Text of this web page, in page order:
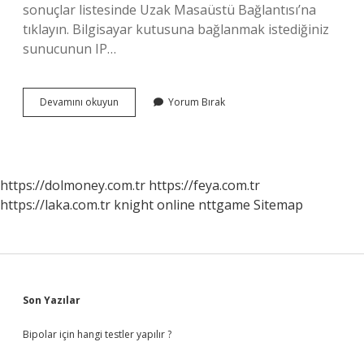
sonuçlar listesinde Uzak Masaüstü Bağlantısı’na
tıklayın. Bilgisayar kutusuna bağlanmak istediğiniz
sunucunun IP…
Devamını okuyun
Nedir
Yorum Bırak
https://dolmoney.com.tr https://feya.com.tr
https://laka.com.tr knight online nttgame Sitemap
Sidebar
Son Yazılar
Bipolar için hangi testler yapılır ?